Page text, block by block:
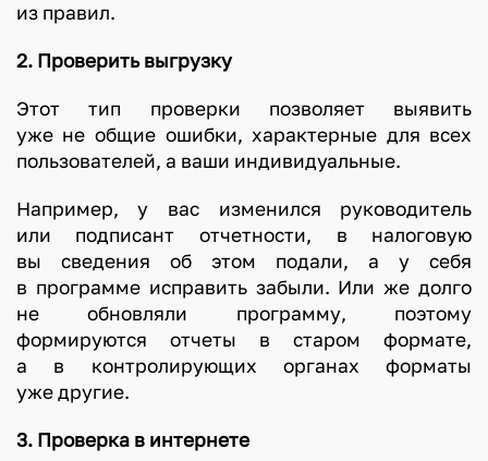
из правил.
2. Проверить выгрузку
Этот тип проверки позволяет выявить
уже не общие ошибки, характерные для всех
пользователей, а ваши индивидуальные.
Например, у вас изменился руководитель
или подписант отчетности, в налоговую
вы сведения об этом подали, а у себя
в программе исправить забыли. Или же долго
не обновляли программу, поэтому
формируются отчеты в старом формате,
а в контролирующих органах форматы
уже другие.
3. Проверка в интернете